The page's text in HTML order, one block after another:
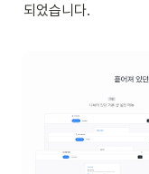
되었습니다.